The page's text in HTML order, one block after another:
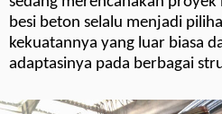
besi beton selalu menjadi
kekuatannya yang luar biasa
adaptasinya pada berbagai